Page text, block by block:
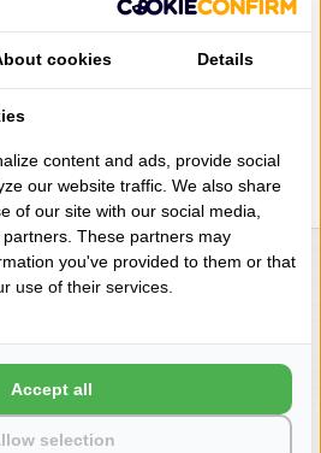
DE WITTE LIETAER SKY BLUE
BADJAS ETRUSK
575 511817
cookies Details
content and ads, provide social
our website traffic. We also share
of our site with our social media,
These partners may
you've provided to them or that
use of their services.
selection
Accept all